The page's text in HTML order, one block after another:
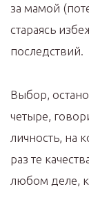
за мамой
стараясь
последствий.
Выбор,
четыре,
личность, на
раз те
любом деле,